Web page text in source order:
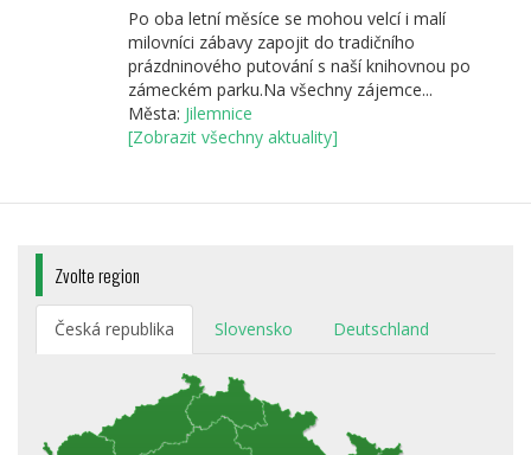
Po oba letní měsíce se mohou velcí i malí
milovníci zábavy zapojit do tradičního
prázdninového putování s naší knihovnou po
zámeckém parku.Na všechny zájemce...
Města: Jilemnice
[Zobrazit všechny aktuality]
Zvolte region
Česká republika Slovensko Deutschland